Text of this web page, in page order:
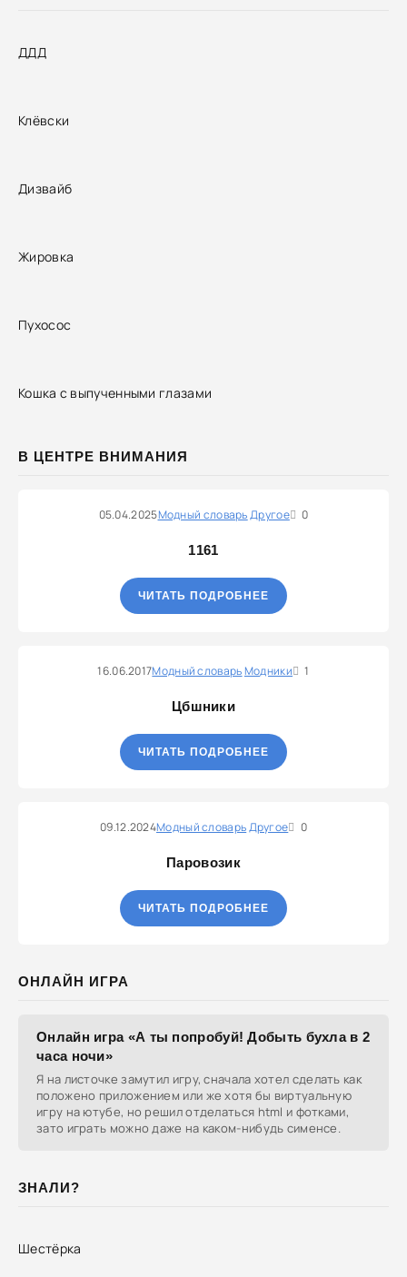
ДДД
Клёвски
Дизвайб
Жировка
Пухосос
Кошка с выпученными глазами
В ЦЕНТРЕ ВНИМАНИЯ
05.04.2025Модный словарьДругое 0
1161
ЧИТАТЬ ПОДРОБНЕЕ
16.06.2017Модный словарьМодники 1
Цбшники
ЧИТАТЬ ПОДРОБНЕЕ
09.12.2024Модный словарьДругое 0
Паровозик
ЧИТАТЬ ПОДРОБНЕЕ
ОНЛАЙН ИГРА
Онлайн игра «А ты попробуй! Добыть бухла в 2
часа ночи»
Я на листочке замутил игру, сначала хотел сделать как
положено приложением или же хотя бы виртуальную
игру на ютубе, но решил отделаться html и фотками,
зато играть можно даже на каком-нибудь сименсе.
ЗНАЛИ?
Шестёрка